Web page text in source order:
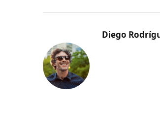
Diego